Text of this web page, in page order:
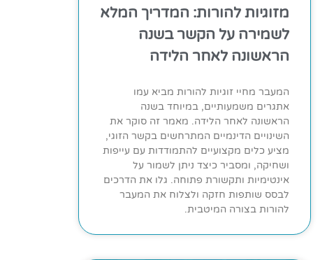
מזוגיות להורות: המדריך המלא
לשמירה על הקשר בשנה
הראשונה לאחר הלידה
המעבר מחיי זוגיות להורות מביא עמו
אתגרים משמעותיים, במיוחד בשנה
הראשונה לאחר הלידה. מאמר זה סוקר את
השינויים הדינמיים המתרחשים בקשר הזוגי,
מציע כלים מקצועיים להתמודדות עם עייפות
ושחיקה, ומסביר כיצד ניתן לשמור על
אינטימיות ותקשורת פתוחה. גלו את הדרכים
לבסס שותפות חזקה ולצלוח את המעבר
להורות בצורה המיטבית.